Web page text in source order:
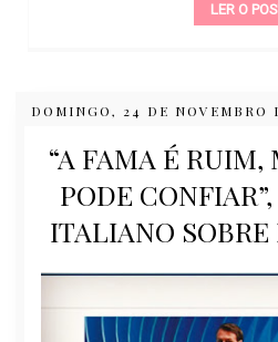
LER O
DOMINGO, 24 DE NOVEMBRO
“A FAMA É RUIM,
PODE
ITALIANO